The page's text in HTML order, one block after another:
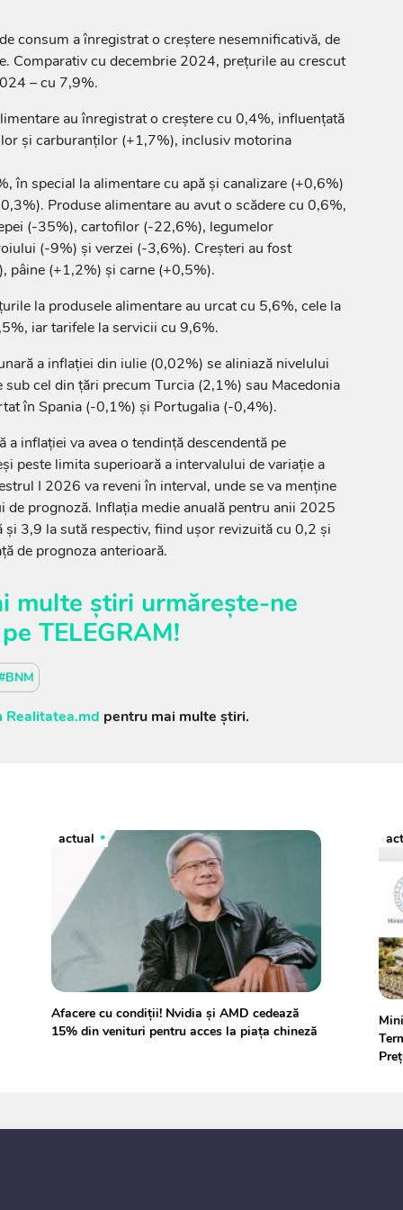
consum a înregistrat o creștere nesemnificativă, de
Comparativ cu decembrie 2024, prețurile au crescut
– cu 7,9%.
au înregistrat o creștere cu 0,4%, influențată
și carburanților (+1,7%), inclusiv motorina
în special la alimentare cu apă și canalizare (+0,6%)
Produse alimentare au avut o scădere cu 0,6%,
(-35%), cartofilor (-22,6%), legumelor
(-9%) și verzei (-3,6%). Creșteri au fost
pâine (+1,2%) și carne (+0,5%).
la produsele alimentare au urcat cu 5,6%, cele la
iar tarifele la servicii cu 9,6%.
a inflației din iulie (0,02%) se aliniază nivelului
cel din țări precum Turcia (2,1%) sau Macedonia
în Spania (-0,1%) și Portugalia (-0,4%).
a inflației va avea o tendință descendentă pe
peste limita superioară a intervalului de variație a
I 2026 va reveni în interval, unde se va menține
prognoză. Inflația medie anuală pentru anii 2025
3,9 la sută respectiv, fiind ușor revizuită cu 0,2 și
de prognoza anterioară.
multe știri urmărește-ne
pe TELEGRAM!
Realitatea.md pentru mai multe știri.
actual
Afacere cu condiții! Nvidia și AMD cedează
15% din venituri pentru acces la piața chineză